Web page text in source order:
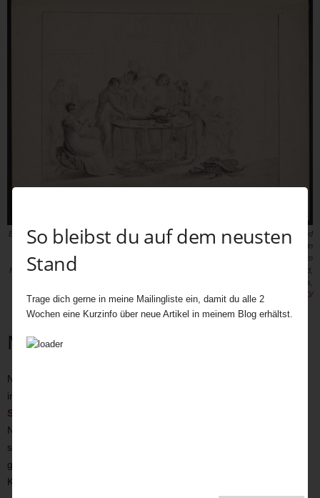
Baron Dominique-Vivant Denon beim Auspacken einer Mumie auf einem Tisch, während
mehrere Gäste zusehen und eine Frau links sitzt und die Szene skizziert, vermutlich in
einem Salon des Hauses von Herrn Denon. Zwei Männer unterhalten sich links im
Hintergrund und zwei Männer sind rechts beschäftigt, während einer von ihnen, sitzend,
zeichnet oder schreibt. Quelle: Library of Congress,
https://www.loc.gov/item/2016652470/
Mumien als Attraktion
Neben ihrem vermeintlich medizinischen Nutzen wurden die
importierten Mumien zu einer Attraktion an sich. Der berühmte
Samuel Pepys
Nacht in die Londoner Hafenanlagen ging, um eine Mumie zu
sehen, bevor sie zermahlen wurde. Mumienreste wie Arme Füße
gehörten damals im Übrigen üblicherweise in das
Kuriositätenkabinett eines echten Gentlemans.
So bleibst du auf dem neusten
Stand
Trage dich gerne in meine Mailingliste ein, damit du alle 2
Wochen eine Kurzinfo über neue Artikel in meinem Blog erhältst.